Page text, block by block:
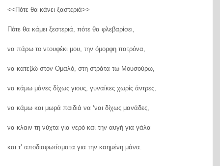
<<Πότε θα κάνει ξαστεριά>>
Πότε θα κάμει ξεστεριά, πότε θα φλεβαρίσει,
να πάρω το ντουφέκι μου, την όμορφη πατρόνα,
να κατεβώ στον Ομαλό, στη στράτα τω Μουσούρω,
να κάμω μάνες δίχως γιους, γυναίκες χωρίς άντρες,
να κάμω και μωρά παιδιά να ‘ναι δίχως μανάδες,
να κλαιν τη νύχτα για νερό και την αυγή για γάλα
και τ’ αποδιαφωτίσματα για την καημένη μάνα.